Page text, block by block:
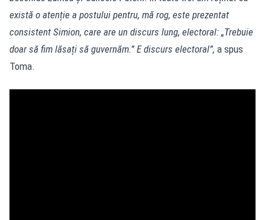
există o atenție a postului pentru, mă rog, este prezentat
consistent Simion, care are un discurs lung, electoral: „Trebuie
doar să fim lăsați să guvernăm.” E discurs electoral”, a spus
Toma.